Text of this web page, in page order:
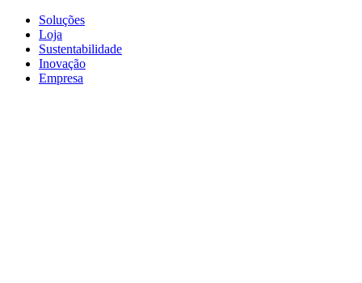
Soluções
Loja
Sustentabilidade
Inovação
Empresa